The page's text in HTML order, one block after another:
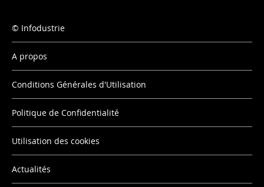
Infodustrie
A propos
Conditions Générales d'Utilisation
Politique de Confidentialité
Utilisation des cookies
Actualités